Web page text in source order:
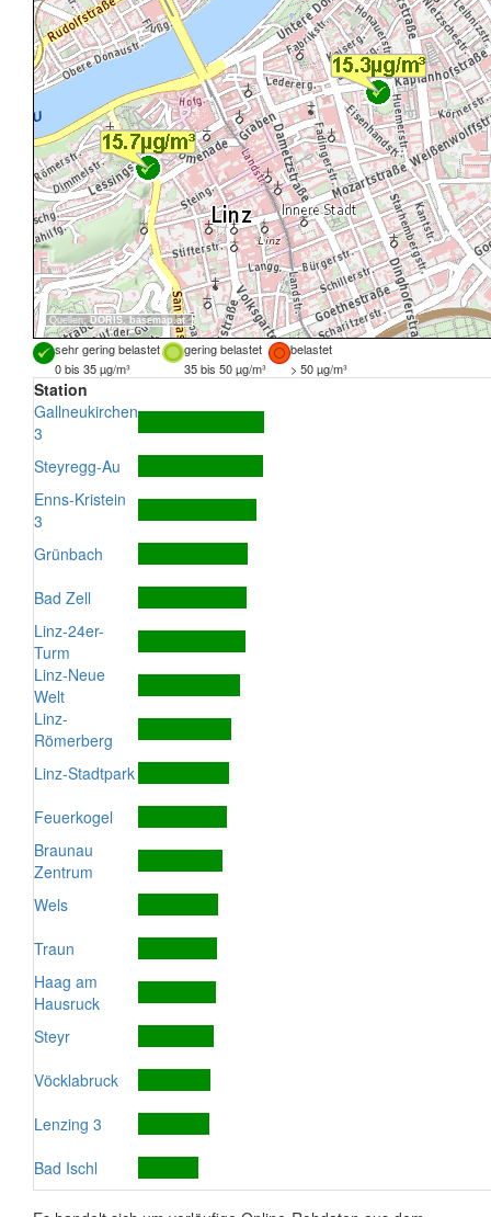
Quellen:DORIS, basemap.at
sehr gering belastet gering belastet
belastet
0 bis 35 µg/m³
35 bis 50 µg/m³ > 50 µg/m³
Station
Gallneukirchen
3
Steyregg-Au
Enns-Kristein
3
Grünbach
Bad Zell
Linz-24er-
Turm
Linz-Neue
Welt
Linz-
Römerberg
Linz-Stadtpark
Feuerkogel
Braunau
Zentrum
Wels
Traun
Haag am
Hausruck
Steyr
Vöcklabruck
Lenzing 3
Bad Ischl